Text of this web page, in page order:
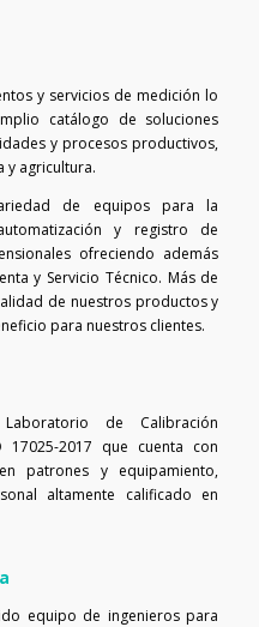
y servicios de medición lo
catálogo de soluciones
y procesos productivos,
y agricultura.
de equipos para la
y registro de
ofreciendo además
y Servicio Técnico. Más de
de nuestros productos y
para nuestros clientes.
de Calibración
17025-2017 que cuenta con
patrones y equipamiento,
altamente calificado en
equipo de ingenieros para